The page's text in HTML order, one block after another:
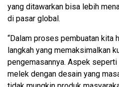
yang ditawarkan bisa lebih
di pasar global.
“Dalam proses pembuatan kita
langkah yang memaksimalkan
pengemasannya. Aspek
melek dengan desain yang